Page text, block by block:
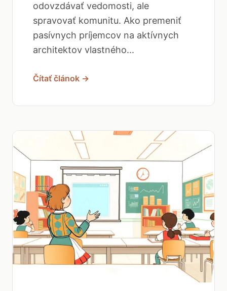
odovzdávať vedomosti, ale
spravovať komunitu. Ako premeniť
pasívnych príjemcov na aktívnych
architektov vlastného...
Čítať článok →